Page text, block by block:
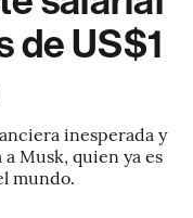
de US$1
inesperada y
Musk, quien ya es
mundo.